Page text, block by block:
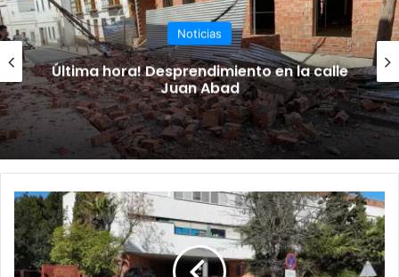
Noticias
Última hora! Desprendimiento en la calle
Juan Abad
M
á
s
d